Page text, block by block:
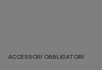
ACCESSORI OBBLIGATORI